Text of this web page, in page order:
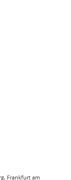
Frankfurt am